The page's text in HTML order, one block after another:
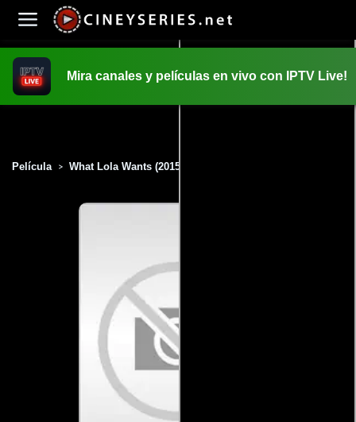
Mira canales y películas en vivo con IPTV Live!
Película > What Lola Wants (2015)